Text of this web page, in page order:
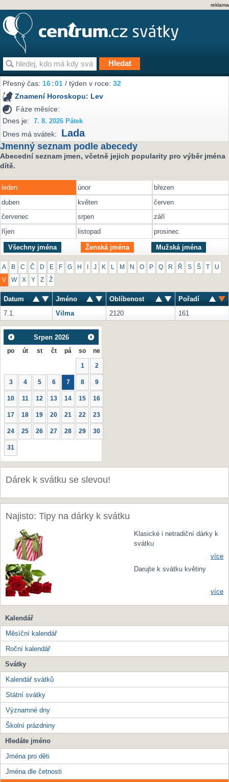
reklama
Přesný čas:16 01 / týden v roce:32
Znamení Horoskopu: Lev
Fáze měsíce:
Dnes je:
7. 8. 2026 Pátek
Dnes má svátek: Lada
Jmenný seznam podle abecedy
Abecední seznam jmen, včetně jejich popularity pro výběr jména
dítě.
leden únor
březen
duben
květen
červen
červenec
srpen
září
říjen
listopad prosinec
Všechny jména Ženská jména Mužská jména
A B C Č D E F G H J K M N O P Q R Ř S Š U
V W X Y Z Ž
Datum Jméno Oblíbenost
Pořadí
7.1.
Vilma 2120 161
Srpen 2026
po út st čt pá so ne
1 2
3 4 5 6 7 8 9
10 11 12 13 14 15 16
17 18 19 20 21 22 23
24 25 26 27 28 29 30
31
Dárek k svátku se slevou!
Najisto: Tipy na dárky k svátku
Klasické i netradiční dárky k
svátku
více
Darujte k svátku květiny
více
Kalendář
Měsíční kalendář
Roční kalendář
Svátky
Kalendář svátků
Státní svátky
Významné dny
Školní prázdniny
Hledáte jméno
Jména pro děti
Jména dle četnosti